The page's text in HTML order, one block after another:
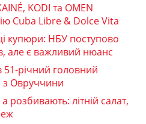
KODI та OMEN
Cuba Libre & Dolce Vita
купюри: НБУ поступово
але є важливий нюанс
річний головний
з Овруччини
розбивають: літній салат,